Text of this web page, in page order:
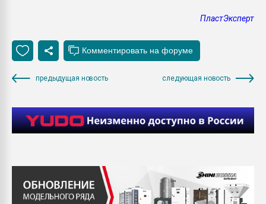
ПластЭксперт
предыдущая новость следующая новость